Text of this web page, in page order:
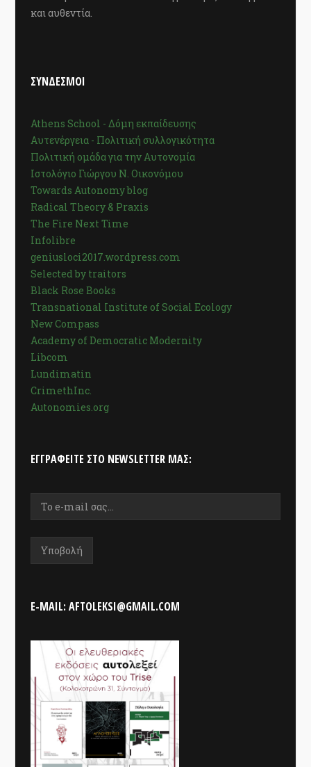
και αυθεντία.
ΣΥΝΔΕΣΜΟΙ
Athens School - Δόμη εκπαίδευσης
Αυτενέργεια - Πολιτική συλλογικότητα
Πολιτική ομάδα για την Αυτονομία
Ιστολόγιο Γιώργου Ν. Οικονόμου
Towards Autonomy blog
Radical Theory & Praxis
The Fire Next Time
Infolibre
geniusloci2017.wordpress.com
Selected by traitors
Black Rose Books
Transnational Institute of Social Ecology
New Compass
Academy of Democratic Modernity
Libcom
Lundimatin
CrimethInc.
Autonomies.org
ΕΓΓΡΑΦΕΊΤΕ ΣΤΟ NEWSLETTER ΜΑΣ:
E-MAIL: AFTOLEKSI@GMAIL.COM